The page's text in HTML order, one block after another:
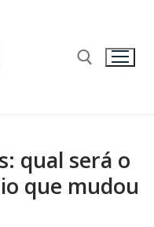
qual será o
que mudou